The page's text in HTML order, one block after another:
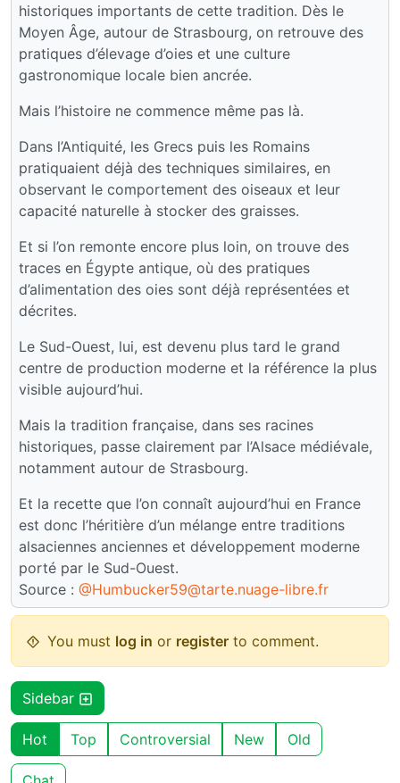
historiques importants de cette tradition. Dès le
Moyen Âge, autour de Strasbourg, on retrouve des
pratiques d’élevage d’oies et une culture
gastronomique locale bien ancrée.
Mais l’histoire ne commence même pas là.
Dans l’Antiquité, les Grecs puis les Romains
pratiquaient déjà des techniques similaires, en
observant le comportement des oiseaux et leur
capacité naturelle à stocker des graisses.
Et si l’on remonte encore plus loin, on trouve des
traces en Égypte antique, où des pratiques
d’alimentation des oies sont déjà représentées et
décrites.
Le Sud-Ouest, lui, est devenu plus tard le grand
centre de production moderne et la référence la plus
visible aujourd’hui.
Mais la tradition française, dans ses racines
historiques, passe clairement par l’Alsace médiévale,
notamment autour de Strasbourg.
Et la recette que l’on connaît aujourd’hui en France
est donc l’héritière d’un mélange entre traditions
alsaciennes anciennes et développement moderne
porté par le Sud-Ouest.
Source : @Humbucker59@tarte.nuage-libre.fr
You must log in or register to comment.
Sidebar
Hot Top Controversial New Old